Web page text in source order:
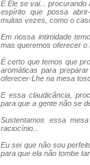
E Ele se vai... procurando
espírito que possa
muitas vezes, como o
Em nossa intimidade
mas queremos oferecer o
É certo que temos que
aromáticas para
oferecer-Lhe na mesa
E essa claudicância,
para que a gente não se
Sustentamos essa
raciocínio...
Eu sei que não sou
para que ela não tombe